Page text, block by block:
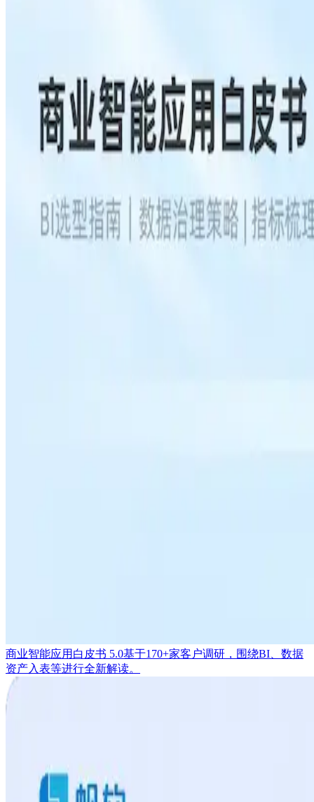
商业智能应用白皮书 5.0基于170+家客户调研，围绕BI、数据
资产入表等进行全新解读。